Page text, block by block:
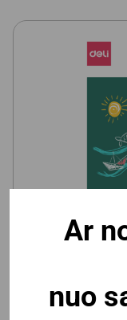
Vaikiška
Yra
Ar
nuo